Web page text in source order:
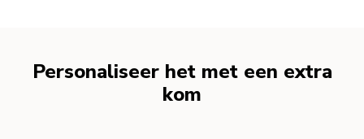
Personaliseer het met een extra
kom